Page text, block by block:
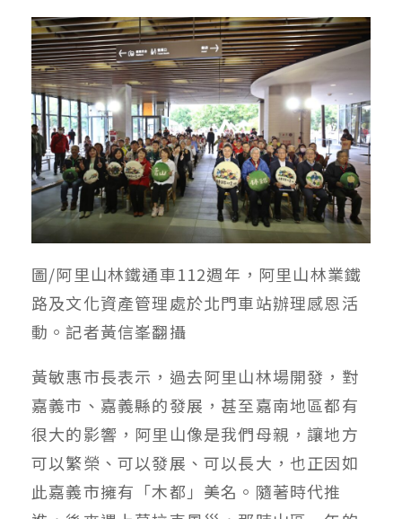
圖/阿里山林鐵通車112週年，阿里山林業鐵
路及文化資產管理處於北門車站辦理感恩活
動。記者黃信峯翻攝
黃敏惠市長表示，過去阿里山林場開發，對
嘉義市、嘉義縣的發展，甚至嘉南地區都有
很大的影響，阿里山像是我們母親，讓地方
可以繁榮、可以發展、可以長大，也正因如
此嘉義市擁有「木都」美名。隨著時代推